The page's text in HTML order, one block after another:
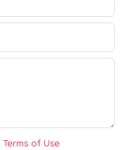
Terms of Use